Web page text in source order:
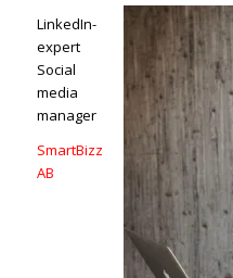
LinkedIn-
expert
Social
media
manager
SmartBizz
AB